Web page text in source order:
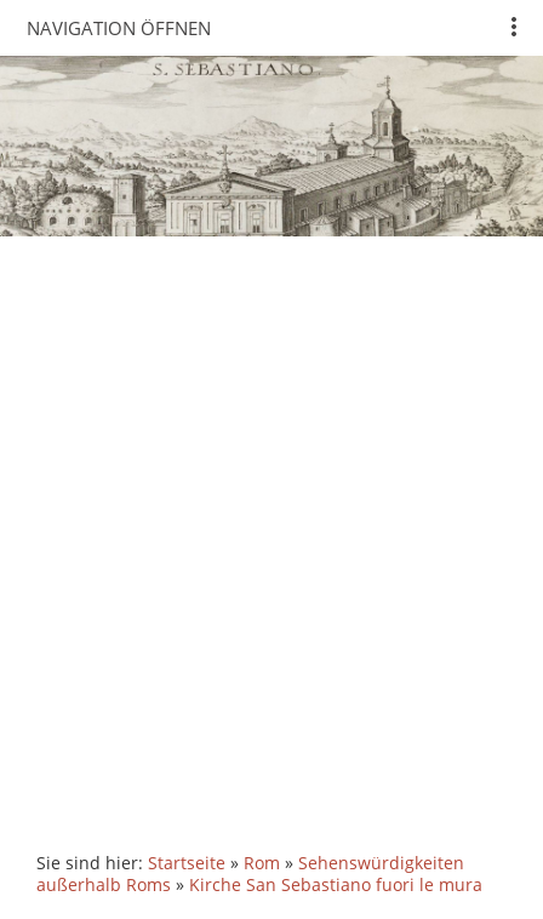
NAVIGATION ÖFFNEN
Sie sind hier: Startseite » Rom » Sehenswürdigkeiten
außerhalb Roms » Kirche San Sebastiano fuori le mura